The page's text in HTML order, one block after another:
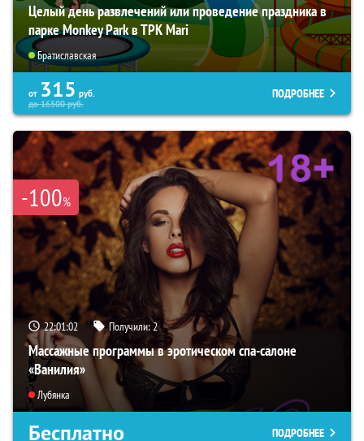
Целый день развлечений или проведение праздника в
парке Monkey Park в ТРК Mari
Братиславская
от 315 руб.
до16500руб.
ПОДРОБНЕЕ
-100%
22:01:01 Получили:2
Массажные программы в эротическом спа-салоне
«Ванилия»
Лубянка
Бесплатно ПОДРОБНЕЕ